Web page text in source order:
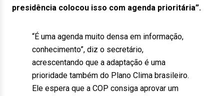
presidência colocou isso com agenda prioritária”.
“É uma agenda muito densa em informação,
conhecimento”, diz o secretário,
acrescentando que a adaptação é uma
prioridade também do Plano Clima brasileiro.
Ele espera que a COP consiga aprovar um